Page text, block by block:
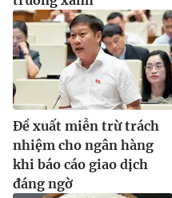
Đề xuất miễn trừ trách
nhiệm cho ngân hàng
khi báo cáo giao dịch
đáng ngờ